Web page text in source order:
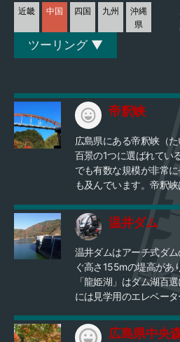
近畿 中国 四国 九州
沖縄
県
ツーリング ▼
帝釈峡
広島県にある帝釈峡（
百景の1つに選ばれてい
でも有数な規模が非常
も及んでいます。帝釈
一面に緑豊かな新緑、
しめておすすめ。 また
ースを散歩したり、遊
帝釈峡の自然をより一
温井ダム
温井ダムはアーチ式ダ
ぐ高さ155mの堤高があ
「龍姫湖」はダム湖百
には見学用のエレベー
でます。
広島県中央